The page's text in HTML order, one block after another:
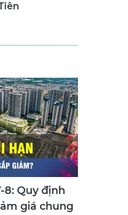
8: Quy định
giá chung